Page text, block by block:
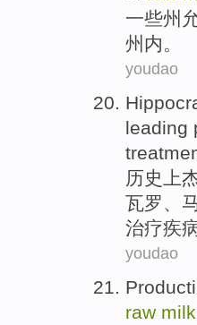
一些州
州内。
youdao
leading
历史上
瓦罗、
治疗疾
youdao
raw milk